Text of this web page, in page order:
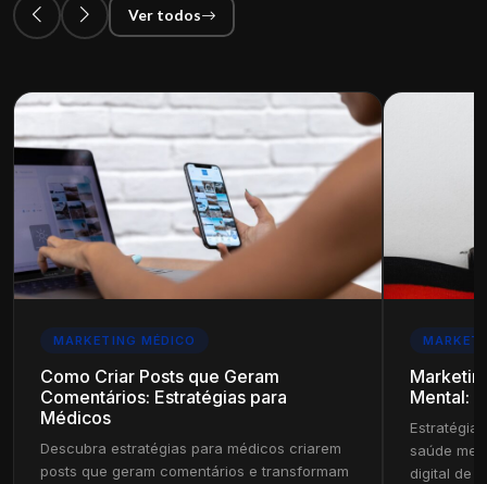
Ver todos
MARKETING MÉDICO
Como Criar Posts que Geram
Comentários: Estratégias para
Médicos
Descubra estratégias para médicos criarem
posts que geram comentários e transformam
Mental:
saúde
digital de